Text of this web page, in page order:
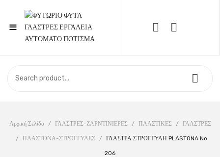
≡
Call Support: 210 6857844
ΣΧΕΤΙΚΆ ΜΕ ΕΜΆΣ
ΕΠΙΚΟΙΝΩΝΊΑ
Αρχική Σελίδα / ΓΛΑΣΤΡΕΣ-ΖΑΡΝΤΙΝΙΕΡΕΣ / ΠΛΑΣΤΙΚΕΣ / ΓΛΑΣΤΡΕΣ
/ ΠΛΑΣΤΟΝΑ-ΣΤΡΟΓΓΥΛΕΣ / ΓΛΑΣΤΡΑ ΣΤΡΟΓΓΥΛΗ PLASTONA No
206